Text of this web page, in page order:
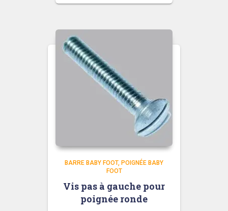
prix :
à
BARRE BABY FOOT POIGNÉE BABY
FOOT
Vis pas à gauche pour
poignée ronde